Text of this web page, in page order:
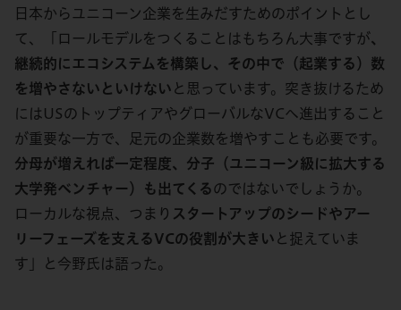
日本からユニコーン企業を生みだすためのポイントとし
て、「ロールモデルをつくることはもちろん大事ですが、
継続的にエコシステムを構築し、その中で（起業する）数
を増やさないといけない と思っています。突き抜けるため
にはUSのトップティアやグローバルなVCへ進出すること
が重要な一方で、足元の企業数を増やすことも必要です。
分母が増えれば一定程度、分子（ユニコーン級に拡大する
大学発ベンチャー）も出てくるのではないでしょうか。
ローカルな視点、つまり スタートアップのシードやアー
リーフェーズを支えるVCの役割が大きい と捉えていま
す」と今野氏は語った。